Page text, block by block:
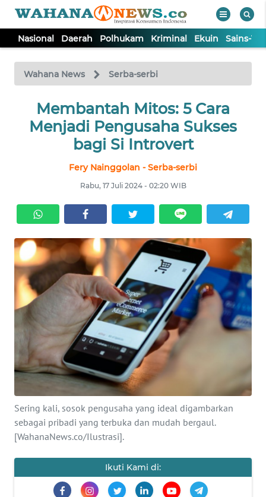
Nasional Daerah Polhukam Kriminal Ekuin Sains-
Wahana News Serba-serbi
Membantah Mitos: 5 Cara
Menjadi Pengusaha Sukses
bagi Si Introvert
Fery Nainggolan - Serba-serbi
Rabu, 17 Juli 2024 - 02:20 WIB
Sering kali, sosok pengusaha yang ideal digambarkan
sebagai pribadi yang terbuka dan mudah bergaul.
[WahanaNews.co/Ilustrasi].
Ikuti Kami di:
TV
Tutup
NASIONAL
KRIMINAL
EKUIN
SAINS-TEKNO
KESEHATAN
INTERNASIONAL
SERBA-SERBI
PENDIDIKAN
OLAHRAGA